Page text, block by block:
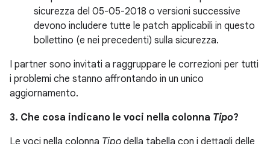
sicurezza del 05-05-2018 o versioni successive
devono includere tutte le patch applicabili in questo
bollettino (e nei precedenti) sulla sicurezza.
I partner sono invitati a raggruppare le correzioni per tutti
i problemi che stanno affrontando in un unico
aggiornamento.
3. Che cosa indicano le voci nella colonna Tipo?
Le voci nella colonna Tipo della tabella con i dettagli delle